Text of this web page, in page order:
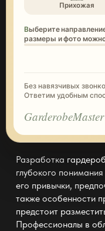
Прихожая
Выберите направление · Дальше 5 коротких вопросов ·
размеры и фото
Без навязчивых
Ответим удобным
GarderobeMaster
Разработка
глубокого
его привычки,
также особенности
предстоит
Профессионалы в